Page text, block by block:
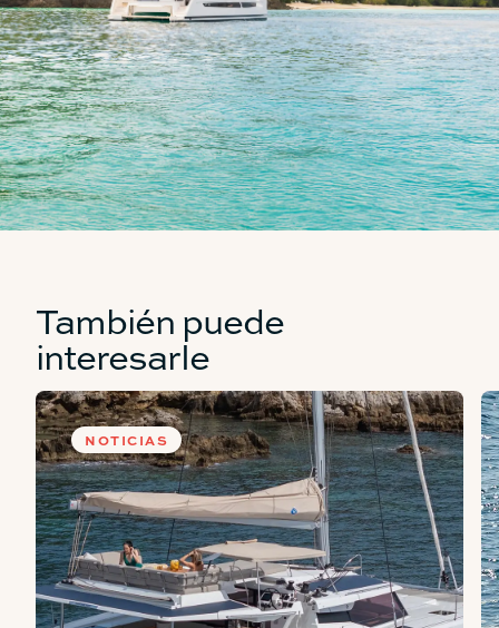
También puede
interesarle
NOTICIAS